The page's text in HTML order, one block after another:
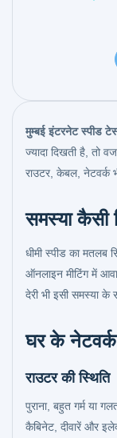
मुम्बई इंटरनेट स्पीड
ज्यादा दिखती है, तो
राउटर, केबल, नेटवर्क
समस्या कैसी
धीमी स्पीड का मतलब
ऑनलाइन मीटिंग में
देरी भी इसी समस्या
घर के
राउटर की स्थिति
पुराना, बहुत गर्म या
कैबिनेट, दीवारें और